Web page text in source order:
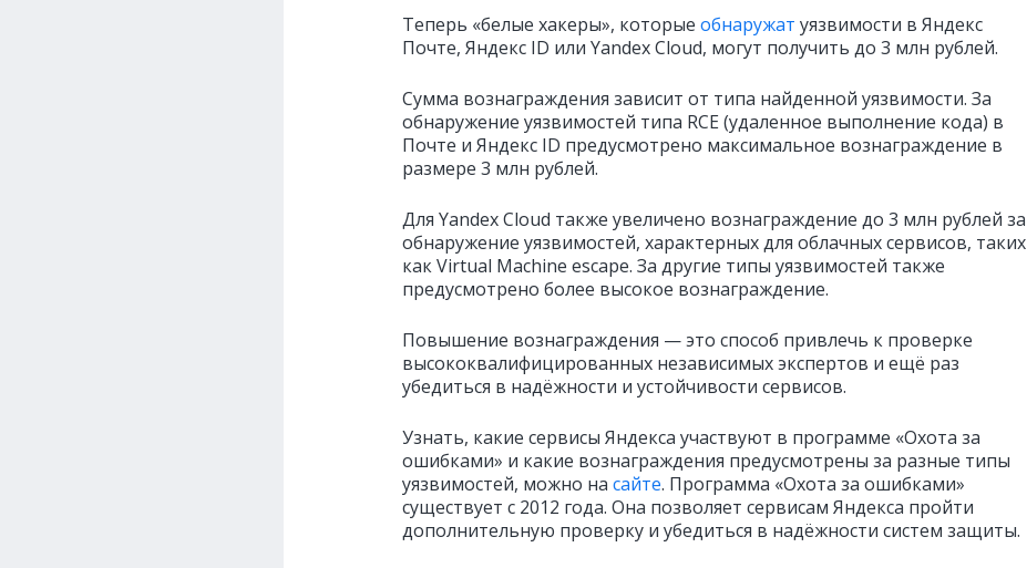
Теперь «белые хакеры», которые обнаружат уязвимости в Яндекс
Почте, Яндекс ID или Yandex Cloud, могут получить до 3 млн рублей.
Сумма вознаграждения зависит от типа найденной уязвимости. За
обнаружение уязвимостей типа RCE (удаленное выполнение кода) в
Почте и Яндекс ID предусмотрено максимальное вознаграждение в
размере 3 млн рублей.
Для Yandex Cloud также увеличено вознаграждение до 3 млн рублей за
обнаружение уязвимостей, характерных для облачных сервисов, таких
как Virtual Machine escape. За другие типы уязвимостей также
предусмотрено более высокое вознаграждение.
Повышение вознаграждения — это способ привлечь к проверке
высококвалифицированных независимых экспертов и ещё раз
убедиться в надёжности и устойчивости сервисов.
Узнать, какие сервисы Яндекса участвуют в программе «Охота за
ошибками» и какие вознаграждения предусмотрены за разные типы
уязвимостей, можно на сайте. Программа «Охота за ошибками»
существует с 2012 года. Она позволяет сервисам Яндекса пройти
дополнительную проверку и убедиться в надёжности систем защиты.